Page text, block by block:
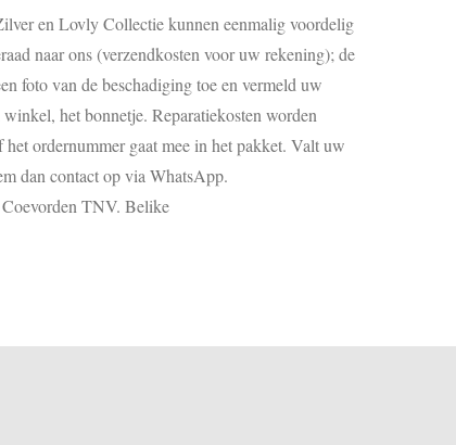
en Lovly Collectie kunnen eenmalig voordelig
naar ons (verzendkosten voor uw rekening); de
foto van de beschadiging toe en vermeld uw
het bonnetje. Reparatiekosten worden
ordernummer gaat mee in het pakket. Valt uw
dan contact op via WhatsApp.
TNV. Belike